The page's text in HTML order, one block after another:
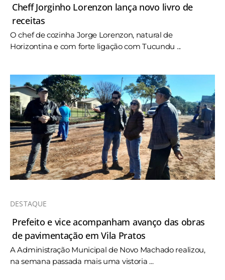
Cheff Jorginho Lorenzon lança novo livro de
receitas
O chef de cozinha Jorge Lorenzon, natural de
Horizontina e com forte ligação com Tucundu ...
DESTAQUE
Prefeito e vice acompanham avanço das obras
de pavimentação em Vila Pratos
A Administração Municipal de Novo Machado realizou,
na semana passada mais uma vistoria ...